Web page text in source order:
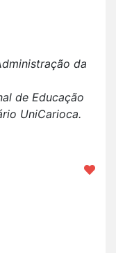
da
de Educação
UniCarioca.